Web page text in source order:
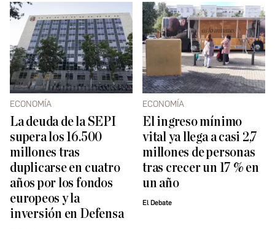
ECONOMÍA
La deuda de la SEPI
supera los 16.500
millones tras
duplicarse en cuatro
años por los fondos
europeos y la
inversión en Defensa
ECONOMÍA
El ingreso mínimo
vital ya llega a casi 2,7
millones de personas
tras crecer un 17 % en
un año
El Debate